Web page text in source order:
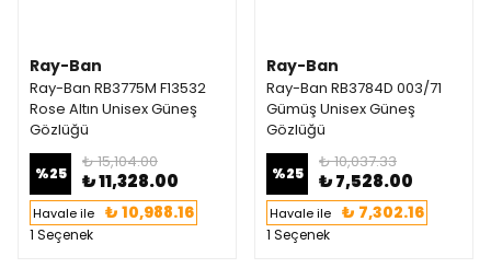
Ray-Ban
Ray-Ban RB3775M F13532
Rose Altın Unisex Güneş
Gözlüğü
%25
₺ 15,104.00
₺ 11,328.00
Havale ile ₺ 10,988.16
1 Seçenek
Ray-Ban
Ray-Ban RB3784D 003/71
Gümüş Unisex Güneş
Gözlüğü
%25
₺ 10,037.33
₺ 7,528.00
Havale ile ₺ 7,302.16
1 Seçenek